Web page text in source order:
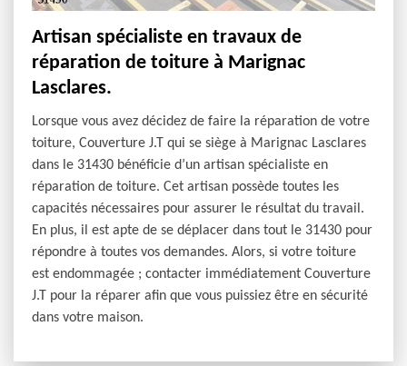
Artisan spécialiste en travaux de
réparation de toiture à Marignac
Lasclares.
Lorsque vous avez décidez de faire la réparation de votre
toiture, Couverture J.T qui se siège à Marignac Lasclares
dans le 31430 bénéficie d’un artisan spécialiste en
réparation de toiture. Cet artisan possède toutes les
capacités nécessaires pour assurer le résultat du travail.
En plus, il est apte de se déplacer dans tout le 31430 pour
répondre à toutes vos demandes. Alors, si votre toiture
est endommagée ; contacter immédiatement Couverture
J.T pour la réparer afin que vous puissiez être en sécurité
dans votre maison.